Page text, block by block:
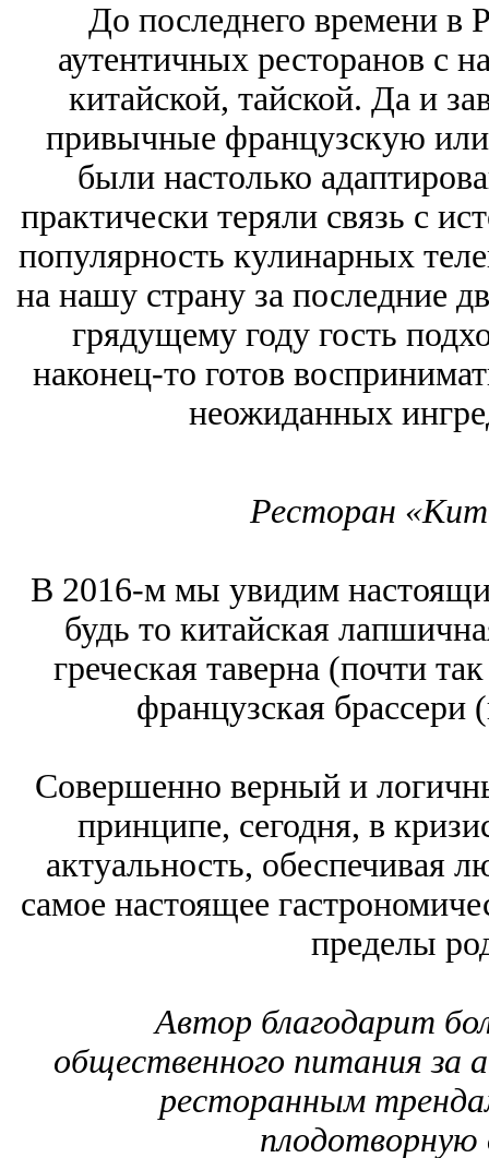
До последнего времени в
аутентичных ресторанов с
китайской, тайской. Да и
привычные французскую
были настолько
практически теряли связь с
популярность кулинарных
на нашу страну за последние
грядущему году гость
наконец-то готов
неожиданных
Ресторан
В 2016-м мы увидим
будь то китайская
греческая таверна (почти
французская
Совершенно верный и
принципе, сегодня, в
актуальность, обеспечивая
самое настоящее
пределы
Автор благодарит
общественного питания за
ресторанным
плодотворную